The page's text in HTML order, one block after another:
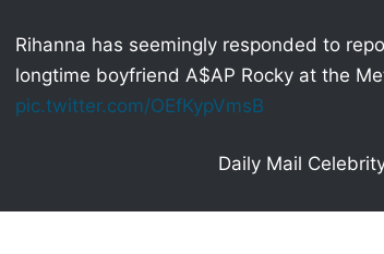
Rihanna has seemingly responded to
longtime boyfriend A$AP Rocky at the
pic.twitter.com/OEfKypVmsB